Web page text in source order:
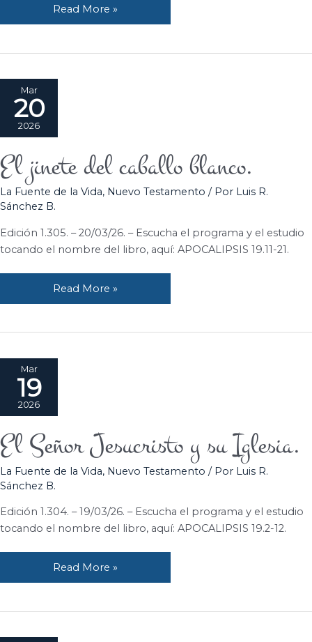
Read More »
Mar
20
2026
El jinete del caballo blanco.
La Fuente de la Vida, Nuevo Testamento / Por Luis R.
Sánchez B.
Edición 1.305. – 20/03/26. – Escucha el programa y el estudio
tocando el nombre del libro, aquí: APOCALIPSIS 19.11-21.
El
jinete
del
caballo
blanco.
Read More »
Mar
19
2026
El Señor Jesucristo y su Iglesia.
La Fuente de la Vida, Nuevo Testamento / Por Luis R.
Sánchez B.
Edición 1.304. – 19/03/26. – Escucha el programa y el estudio
tocando el nombre del libro, aquí: APOCALIPSIS 19.2-12.
El
Señor
Jesucristo
y
su
Iglesia.
Read More »